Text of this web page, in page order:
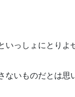
いっしょにとりよ
いものだとは思